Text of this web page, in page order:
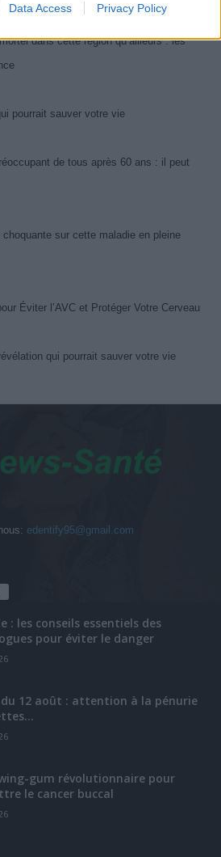
Data Access Privacy Policy
dans cette région qu’ailleurs : les
pourrait sauver votre vie
de tous après 60 ans : il peut
sur cette maladie en pleine
Éviter l’AVC et Protéger Votre Cerveau
qui pourrait sauver votre vie
edentify95@gmail.com
: les conseils essentiels des
pour éviter le danger
du 12 août : attention à la pénurie
gum révolutionnaire pour
le cancer buccal